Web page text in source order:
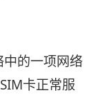
的一项网络
卡正常服